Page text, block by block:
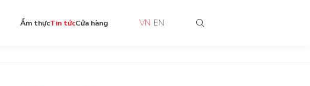
Ẩm thựcTin tứcCửa hàng VN EN